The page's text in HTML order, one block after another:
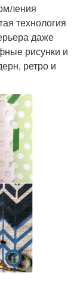
технология
даже
рисунки и
ретро и